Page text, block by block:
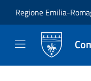
Regione Emilia-